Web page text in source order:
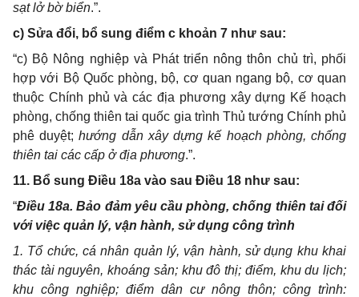
sạt lở bờ biển.”.
c) Sửa đổi, bổ sung điểm c khoản 7 như sau:
“c) Bộ Nông nghiệp và Phát triển nông thôn chủ trì, phối
hợp với Bộ Quốc phòng, bộ, cơ quan ngang bộ, cơ quan
thuộc Chính phủ và các địa phương xây dựng Kế hoạch
phòng, chống thiên tai quốc gia trình Thủ tướng Chính phủ
phê duyệt; hướng dẫn xây dựng kế hoạch phòng, chống
thiên tai các cấp ở địa phương.”.
11. Bổ sung Điều 18a vào sau Điều 18 như sau:
“Điều 18a. Bảo đảm yêu cầu phòng, chống thiên tai đối
với việc quản lý, vận hành, sử dụng công trình
1. Tổ chức, cá nhân quản lý, vận hành, sử dụng khu khai
thác tài nguyên, khoáng sản; khu đô thị; điểm, khu du lịch;
khu công nghiệp; điểm dân cư nông thôn; công trình: